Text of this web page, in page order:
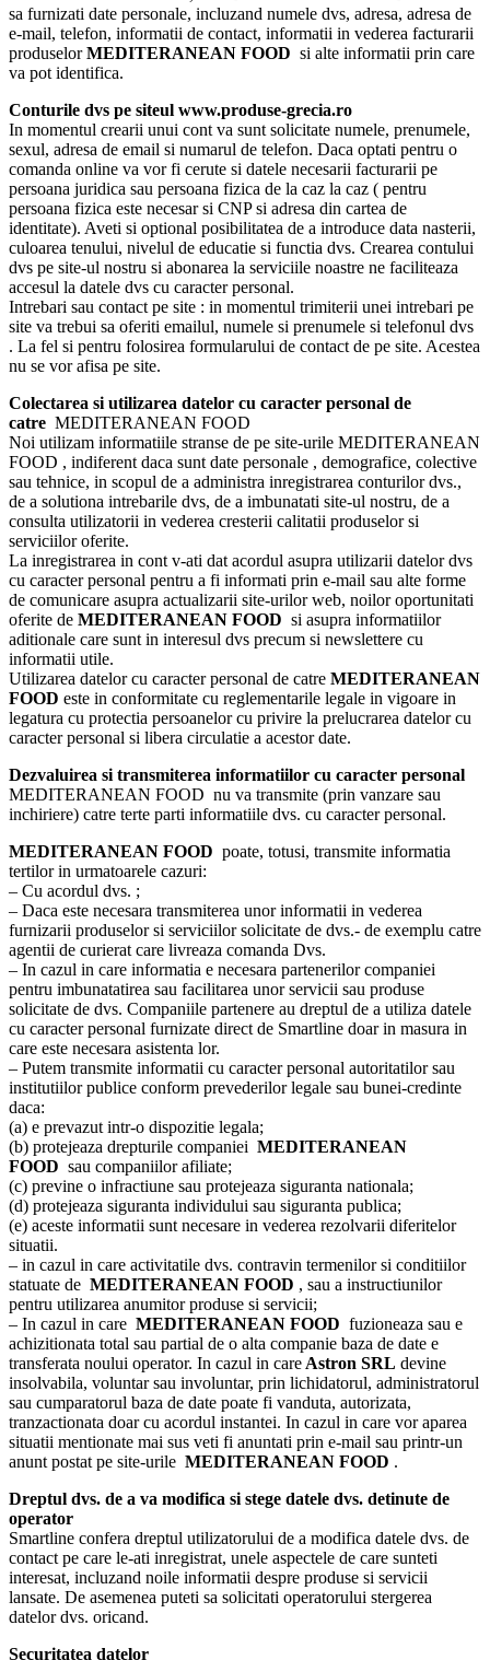
sa furnizati date personale, incluzand numele dvs, adresa, adresa de
e-mail, telefon, informatii de contact, informatii in vederea facturarii
produselorMEDITERANEAN FOOD si alte informatii prin care
va pot identifica.
Conturile dvs pe siteul www.produse-grecia.ro
In momentul crearii unui cont va sunt solicitate numele, prenumele,
sexul, adresa de email si numarul de telefon. Daca optati pentru o
comanda online va vor fi cerute si datele necesarii facturarii pe
persoana juridica sau persoana fizica de la caz la caz ( pentru
persoana fizica este necesar si CNP si adresa din cartea de
identitate). Aveti si optional posibilitatea de a introduce data nasterii,
culoarea tenului, nivelul de educatie si functia dvs. Crearea contului
dvs pe site-ul nostru si abonarea la serviciile noastre ne faciliteaza
accesul la datele dvs cu caracter personal.
Intrebari sau contact pe site : in momentul trimiterii unei intrebari pe
site va trebui sa oferiti emailul, numele si prenumele si telefonul dvs
. La fel si pentru folosirea formularului de contact de pe site. Acestea
nu se vor afisa pe site.
Colectarea si utilizarea datelor cu caracter personal de
catre MEDITERANEAN FOOD
Noi utilizam informatiile stranse de pe site-urile MEDITERANEAN
FOOD , indiferent daca sunt date personale , demografice, colective
sau tehnice, in scopul de a administra inregistrarea conturilor dvs.,
de a solutiona intrebarile dvs, de a imbunatati site-ul nostru, de a
consulta utilizatorii in vederea cresterii calitatii produselor si
serviciilor oferite.
La inregistrarea in cont v-ati dat acordul asupra utilizarii datelor dvs
cu caracter personal pentru a fi informati prin e-mail sau alte forme
de comunicare asupra actualizarii site-urilor web, noilor oportunitati
oferite de MEDITERANEAN FOOD si asupra informatiilor
aditionale care sunt in interesul dvs precum si newslettere cu
informatii utile.
Utilizarea datelor cu caracter personal de catre MEDITERANEAN
FOOD este in conformitate cu reglementarile legale in vigoare in
legatura cu protectia persoanelor cu privire la prelucrarea datelor cu
caracter personal si libera circulatie a acestor date.
Dezvaluirea si transmiterea informatiilor cu caracter personal
MEDITERANEAN FOOD nu va transmite (prin vanzare sau
inchiriere) catre terte parti informatiile dvs. cu caracter personal.
MEDITERANEAN FOOD poate, totusi, transmite informatia
tertilor in urmatoarele cazuri:
– Cu acordul dvs. ;
– Daca este necesara transmiterea unor informatii in vederea
furnizarii produselor si serviciilor solicitate de dvs.- de exemplu catre
agentii de curierat care livreaza comanda Dvs.
– In cazul in care informatia e necesara partenerilor companiei
pentru imbunatatirea sau facilitarea unor servicii sau produse
solicitate de dvs. Companiile partenere au dreptul de a utiliza datele
cu caracter personal furnizate direct de Smartline doar in masura in
care este necesara asistenta lor.
– Putem transmite informatii cu caracter personal autoritatilor sau
institutiilor publice conform prevederilor legale sau bunei-credinte
daca:
(a) e prevazut intr-o dispozitie legala;
(b) protejeaza drepturile companiei MEDITERANEAN
FOOD sau companiilor afiliate;
(c) previne o infractiune sau protejeaza siguranta nationala;
(d) protejeaza siguranta individului sau siguranta publica;
(e) aceste informatii sunt necesare in vederea rezolvarii diferitelor
situatii.
– in cazul in care activitatile dvs. contravin termenilor si conditiilor
statuate de MEDITERANEAN FOOD , sau a instructiunilor
pentru utilizarea anumitor produse si servicii;
– In cazul in care MEDITERANEAN FOOD fuzioneaza sau e
achizitionata total sau partial de o alta companie baza de date e
transferata noului operator. In cazul in careAstron SRL devine
insolvabila, voluntar sau involuntar, prin lichidatorul, administratorul
sau cumparatorul baza de date poate fi vanduta, autorizata,
tranzactionata doar cu acordul instantei. In cazul in care vor aparea
situatii mentionate mai sus veti fi anuntati prin e-mail sau printr-un
anunt postat pe site-urile MEDITERANEAN FOOD .
Dreptul dvs. de a va modifica si stege datele dvs. detinute de
operator
Smartline confera dreptul utilizatorului de a modifica datele dvs. de
contact pe care le-ati inregistrat, unele aspectele de care sunteti
interesat, incluzand noile informatii despre produse si servicii
lansate. De asemenea puteti sa solicitati operatorului stergerea
datelor dvs. oricand.
Securitatea datelor